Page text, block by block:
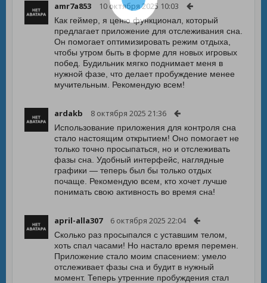
amr7a853 10 октября 2025 10:03
Как геймер, я ценю функционал, который
предлагает приложение для отслеживания сна.
Он помогает оптимизировать режим отдыха,
чтобы утром быть в форме для новых игровых
побед. Будильник мягко поднимает меня в
нужной фазе, что делает пробуждение менее
мучительным. Рекомендую всем!
ardakb 8 октября 2025 21:36
Использование приложения для контроля сна
стало настоящим открытием! Оно помогает не
только точно просыпаться, но и отслеживать
фазы сна. Удобный интерфейс, наглядные
графики — теперь был бы только отдых
почаще. Рекомендую всем, кто хочет лучше
понимать свою активность во время сна!
april-alla307 6 октября 2025 22:04
Сколько раз просыпался с уставшим телом,
хоть спал часами! Но настало время перемен.
Приложение стало моим спасением: умело
отслеживает фазы сна и будит в нужный
момент. Теперь утренние пробуждения стал